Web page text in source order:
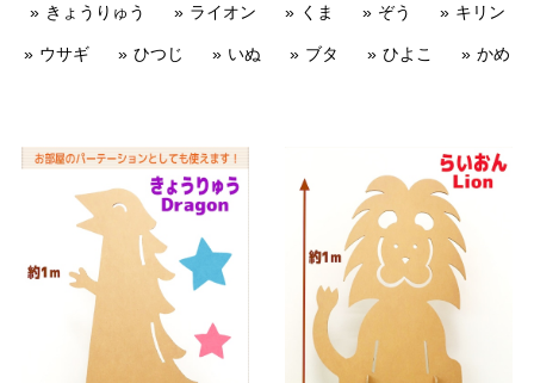
きょうりゅう ライオン くま ぞう キリン
ウサギ ひつじ いぬ ブタ ひよこ かめ